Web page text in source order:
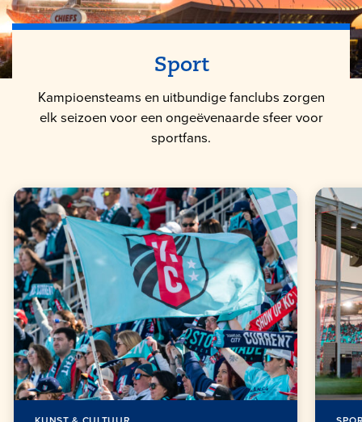
Sport
Kampioensteams en uitbundige fanclubs zorgen
elk seizoen voor een ongeëvenaarde sfeer voor
sportfans.